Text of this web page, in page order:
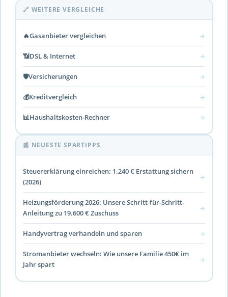
🔗 WEITERE VERGLEICHE
🔥Gasanbieter vergleichen →
📶DSL & Internet →
🛡️Versicherungen →
💰Kreditvergleich →
📊Haushaltskosten-Rechner →
📰 NEUESTE SPARTIPPS
Steuererklärung einreichen: 1.240 € Erstattung sichern
(2026)
→
Heizungsförderung 2026: Unsere Schritt-für-Schritt-
Anleitung zu 19.600 € Zuschuss
→
Handyvertrag verhandeln und sparen →
Stromanbieter wechseln: Wie unsere Familie 450€ im
Jahr spart
→